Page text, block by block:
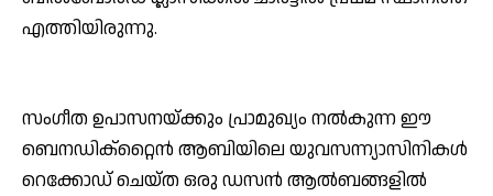
എത്തിയിരുന്നു.
സംഗീത ഉപാസനയ്ക്കും പ്രാമുഖ്യം നല്‍കുന്ന ഈ
ബെനഡിക്‌റ്റൈന്‍ ആബിയിലെ യുവസന്ന്യാസിനികള്‍
റെക്കോഡ് ചെയ്ത ഒരു ഡസന്‍ ആല്‍ബങ്ങളില്‍